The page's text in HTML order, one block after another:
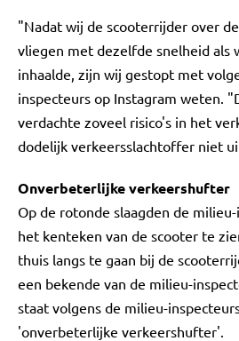
"Nadat wij de scooterrijder over
vliegen met dezelfde snelheid als
inhaalde, zijn wij gestopt met
inspecteurs op Instagram weten.
verdachte zoveel risico's in het
dodelijk verkeersslachtoffer niet
Onverbeterlijke verkeershufter
Op de rotonde slaagden de
het kenteken van de scooter te
thuis langs te gaan bij de
een bekende van de milieu-
staat volgens de milieu-
'onverbeterlijke verkeershufter'.